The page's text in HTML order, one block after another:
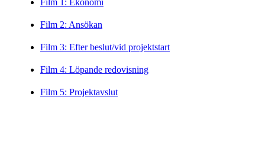
Film 2: Ansökan
Film 3: Efter beslut/vid projektstart
Film 4: Löpande redovisning
Film 5: Projektavslut